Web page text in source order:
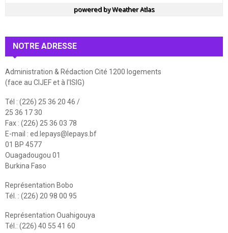
powered byWeather Atlas
NOTRE ADRESSE
Administration & Rédaction Cité 1200 logements
(face au CIJEF et à l'ISIG)
Tél : (226) 25 36 20 46 /
25 36 17 30
Fax : (226) 25 36 03 78
E-mail : ed.lepays@lepays.bf
01 BP 4577
Ouagadougou 01
Burkina Faso
Représentation Bobo
Tél. : (226) 20 98 00 95
Représentation Ouahigouya
Tél.: (226) 40 55 41 60